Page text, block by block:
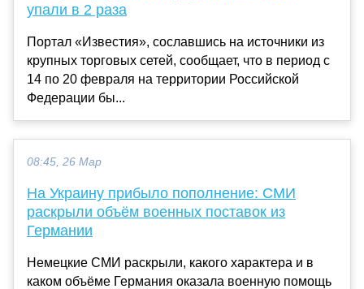
упали в 2 раза
Портал «Известия», сославшись на источники из
крупных торговых сетей, сообщает, что в период с
14 по 20 февраля на территории Российской
Федерации бы...
08:45, 26 Мар
На Украину прибыло пополнение: СМИ
раскрыли объём военных поставок из
Германии
Немецкие СМИ раскрыли, какого характера и в
каком объёме Германия оказала военную помощь